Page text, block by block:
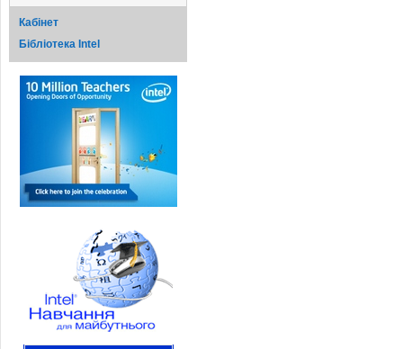
Кабінет
Бібліотека Intel